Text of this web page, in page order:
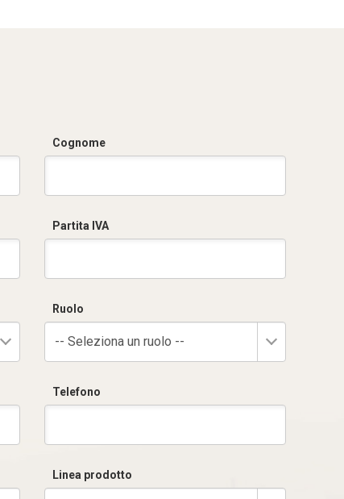
Cognome
Partita IVA
Ruolo
-- Seleziona un ruolo --
Telefono
Linea prodotto